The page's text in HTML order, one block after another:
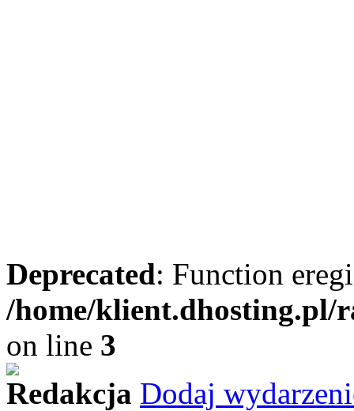
Deprecated: Function
/home/
on line 3
Redakcja Dodaj